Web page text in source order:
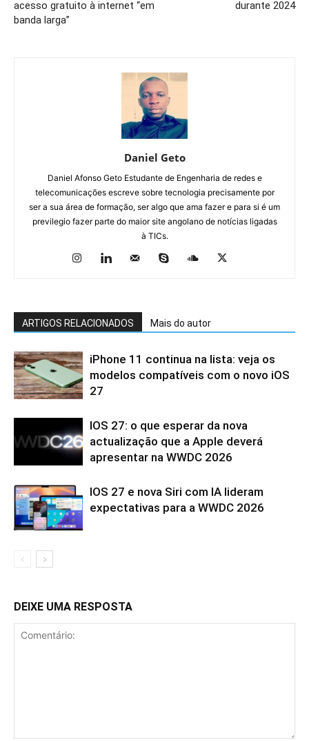
acesso gratuito à internet “em
banda larga”
durante 2024
Daniel Geto
Daniel Afonso Geto Estudante de Engenharia de redes e
telecomunicações escreve sobre tecnologia precisamente por
ser a sua área de formação, ser algo que ama fazer e para si é um
previlegio fazer parte do maior site angolano de notícias ligadas
à TICs.
ARTIGOS RELACIONADOS Mais do autor
iPhone 11 continua na lista: veja os
modelos compatíveis com o novo iOS
27
IOS 27: o que esperar da nova
actualização que a Apple deverá
apresentar na WWDC 2026
IOS 27 e nova Siri com IA lideram
expectativas para a WWDC 2026
DEIXE UMA RESPOSTA